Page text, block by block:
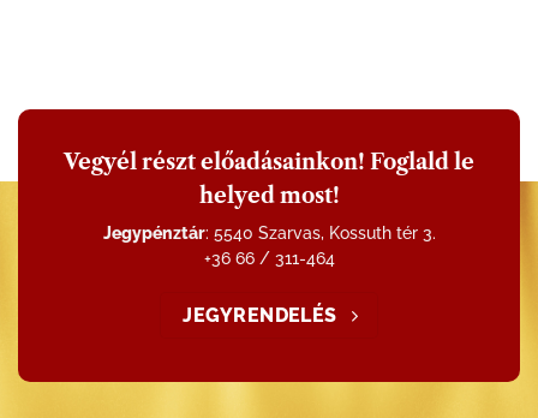
Vegyél részt előadásainkon! Foglald le
helyed most!
Jegypénztár: 5540 Szarvas, Kossuth tér 3.
+36 66 / 311-464
JEGYRENDELÉS